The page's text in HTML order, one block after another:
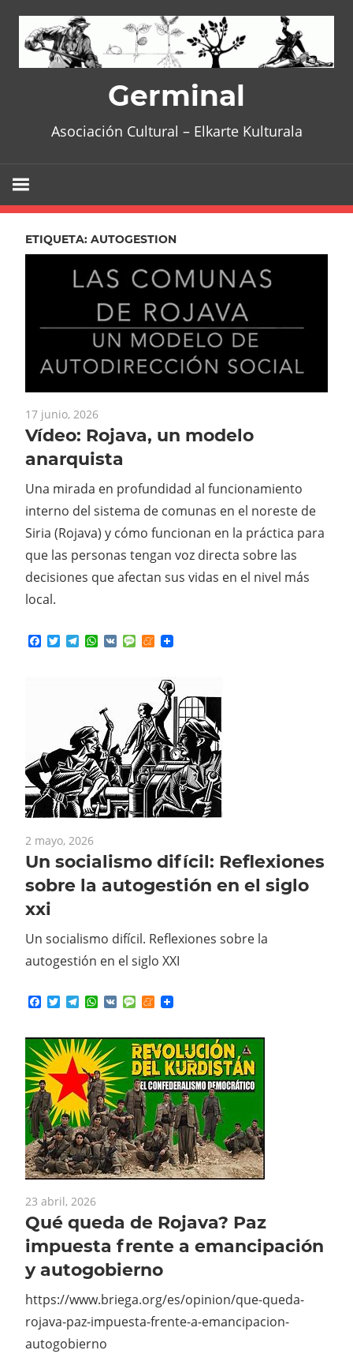
content
Germinal
Asociación Cultural – Elkarte Kulturala
ETIQUETA: AUTOGESTION
17 junio, 2026
Vídeo: Rojava, un modelo
anarquista
Una mirada en profundidad al funcionamiento
interno del sistema de comunas en el noreste de
Siria (Rojava) y cómo funcionan en la práctica para
que las personas tengan voz directa sobre las
decisiones que afectan sus vidas en el nivel más
local.
Facebook
TwitterTelegram
WhatsApp
VK MessageMeneame
2 mayo, 2026
Un socialismo difícil: Reflexiones
sobre la autogestión en el siglo
xxi
Un socialismo difícil. Reflexiones sobre la
autogestión en el siglo XXI
Facebook
TwitterTelegram
WhatsApp
VK MessageMeneame
23 abril, 2026
Qué queda de Rojava? Paz
impuesta frente a emancipación
y autogobierno
https://www.briega.org/es/opinion/que-queda-
rojava-paz-impuesta-frente-a-emancipacion-
autogobierno